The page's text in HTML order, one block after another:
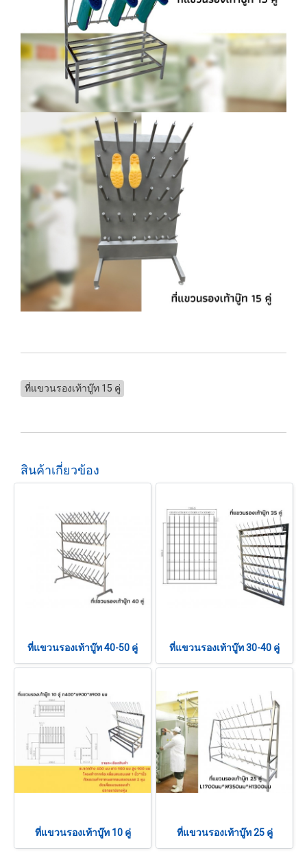
ที่แขวนรองเท้าบู๊ท 15 คู่
สินค้าเกี่ยวข้อง
ที่แขวนรองเท้าบู๊ท 40-50 คู่ ที่แขวนรองเท้าบู๊ท 30-40 คู่
ที่แขวนรองเท้าบู๊ท 10 คู่ ที่แขวนรองเท้าบู๊ท 25 คู่